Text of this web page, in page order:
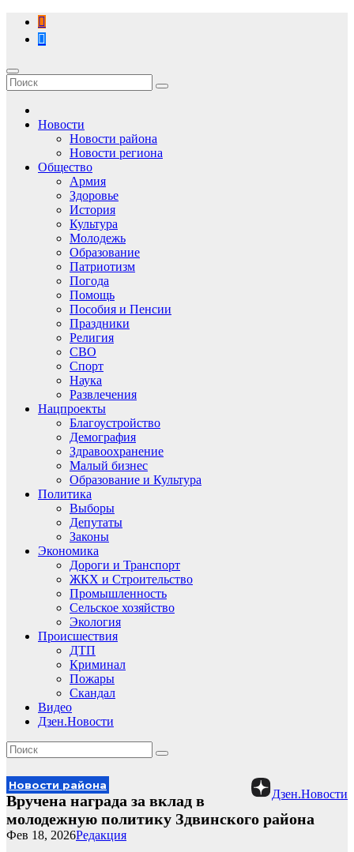
Перейти
содержимому
Новости
Новости района
Новости региона
Общество
Армия
Здоровье
История
Культура
Молодежь
Образование
Патриотизм
Погода
Помощь
Пособия и Пенсии
Праздники
Религия
СВО
Спорт
Наука
Развлечения
Нацпроекты
Благоустройство
Демография
Здравоохранение
Малый бизнес
Образование и Культура
Политика
Выборы
Депутаты
Законы
Экономика
Дороги и Транспорт
ЖКХ и Строительство
Промышленность
Сельское хозяйство
Экология
Происшествия
ДТП
Криминал
Пожары
Скандал
Видео
Дзен.Новости
Дзен.Новости
Новости района
Вручена награда за вклад в
молодежную политику Здвинского района
Редакция
Фев 18, 2026